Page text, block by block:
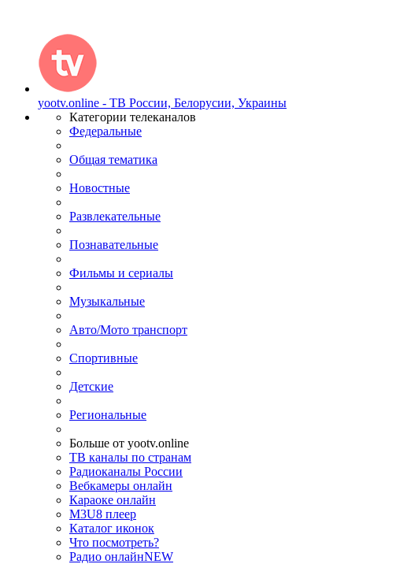
yootv.online - ТВ России, Белорусии, Украины
Категории телеканалов
Федеральные
Общая тематика
Новостные
Развлекательные
Познавательные
Фильмы и сериалы
Музыкальные
Авто/Мото транспорт
Спортивные
Детские
Региональные
Больше от yootv.online
ТВ каналы по странам
Радиоканалы России
Вебкамеры онлайн
Караоке онлайн
M3U8 плеер
Каталог иконок
Что посмотреть?
Радио онлайнNEW